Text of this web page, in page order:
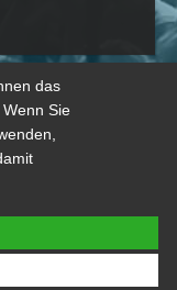
das
Sie